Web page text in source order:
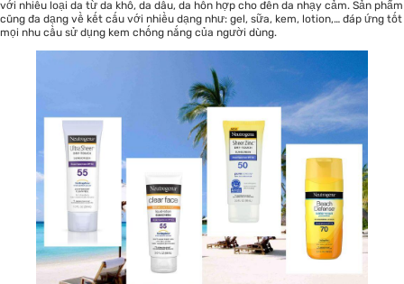
với nhiều loại da từ da khô, da dầu, da hỗn hợp cho đến da nhạy cảm. Sản phẩm
cũng đa dạng về kết cấu với nhiều dạng như: gel, sữa, kem, lotion,… đáp ứng tốt
mọi nhu cầu sử dụng kem chống nắng của người dùng.